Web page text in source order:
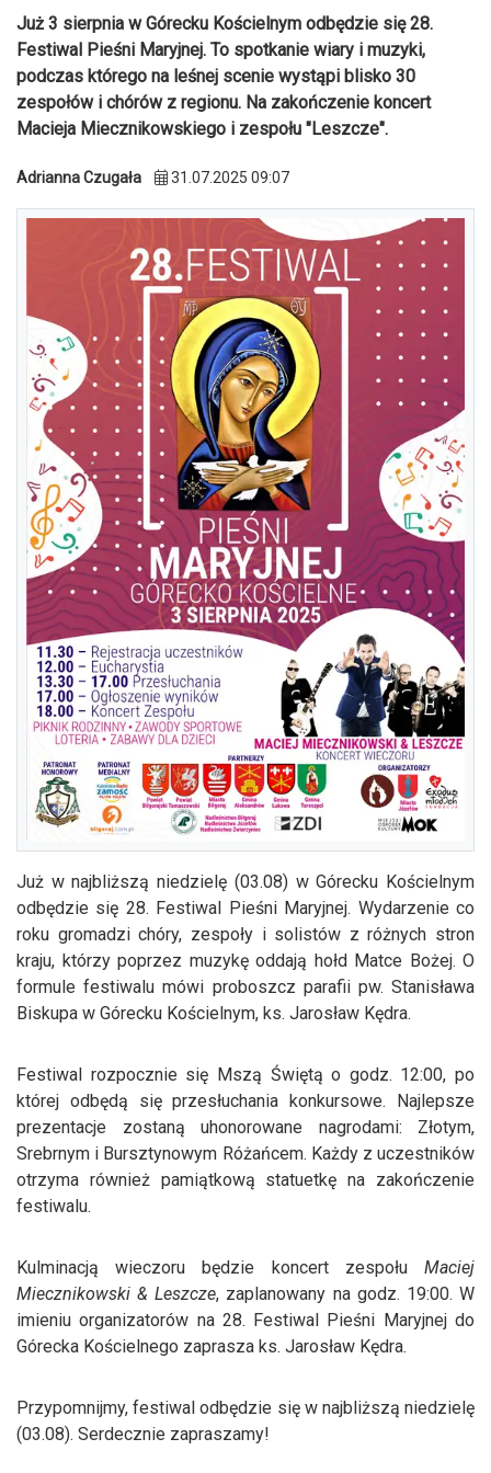
Już 3 sierpnia w Górecku Kościelnym odbędzie się 28.
Festiwal Pieśni Maryjnej. To spotkanie wiary i muzyki,
podczas którego na leśnej scenie wystąpi blisko 30
zespołów i chórów z regionu. Na zakończenie koncert
Macieja Miecznikowskiego i zespołu "Leszcze".
Adrianna Czugała 31.07.2025 09:07
Już w najbliższą niedzielę (03.08) w Górecku Kościelnym
odbędzie się 28. Festiwal Pieśni Maryjnej. Wydarzenie co
roku gromadzi chóry, zespoły i solistów z różnych stron
kraju, którzy poprzez muzykę oddają hołd Matce Bożej. O
formule festiwalu mówi proboszcz parafii pw. Stanisława
Biskupa w Górecku Kościelnym, ks. Jarosław Kędra.
Festiwal rozpocznie się Mszą Świętą o godz. 12:00, po
której odbędą się przesłuchania konkursowe. Najlepsze
prezentacje zostaną uhonorowane nagrodami: Złotym,
Srebrnym i Bursztynowym Różańcem. Każdy z uczestników
otrzyma również pamiątkową statuetkę na zakończenie
festiwalu.
Kulminacją wieczoru będzie koncert zespołu Maciej
Miecznikowski & Leszcze, zaplanowany na godz. 19:00. W
imieniu organizatorów na 28. Festiwal Pieśni Maryjnej do
Górecka Kościelnego zaprasza ks. Jarosław Kędra.
Przypomnijmy, festiwal odbędzie się w najbliższą niedzielę
(03.08). Serdecznie zapraszamy!